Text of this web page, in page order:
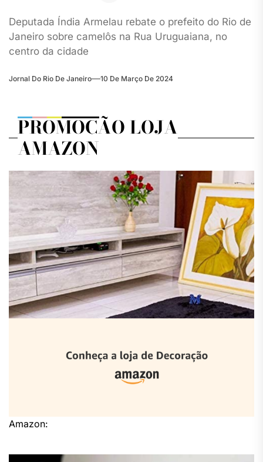
Deputada Índia Armelau rebate o prefeito do Rio de
Janeiro sobre camelôs na Rua Uruguaiana, no
centro da cidade
Jornal Do Rio De Janeiro 10 De Março De 2024
PROMOÇÃO LOJA
AMAZON
Amazon: